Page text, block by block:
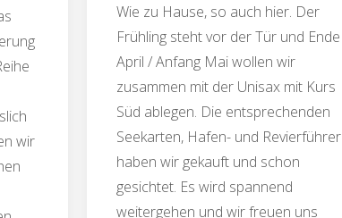
wir
Wie zu Hause, so auch hier. Der
Frühling steht vor der Tür und Ende
April / Anfang Mai wollen wir
zusammen mit der Unisax mit Kurs
Süd ablegen. Die entsprechenden
Seekarten, Hafen- und Revierführer
haben wir gekauft und schon
gesichtet. Es wird spannend
weitergehen und wir freuen uns